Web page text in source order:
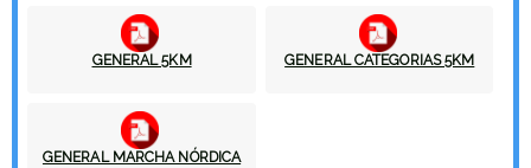
GENERAL 5KM GENERAL CATEGORIAS 5KM
GENERAL MARCHA NÓRDICA